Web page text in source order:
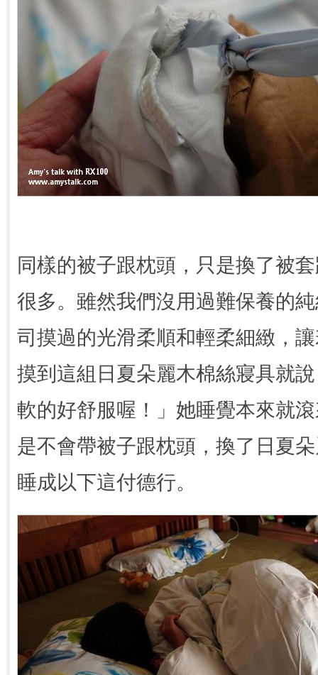
同樣的被子跟枕頭，只是換了被
很多。雖然我們沒用過難保養的
司摸過的光滑柔順和輕柔細緻，
摸到這組日夏朵麗木棉絲寢具就
軟的好舒服喔！」她睡覺本來就
是不會帶被子跟枕頭，換了日夏
睡成以下這付德行。